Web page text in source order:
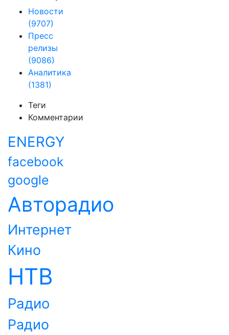
Новости
(9707)
Пресс
релизы
(9086)
Аналитика
(1381)
Теги
Комментарии
ENERGY
facebook
google
Авторадио
Интернет
Кино
НТВ
Радио
Радио